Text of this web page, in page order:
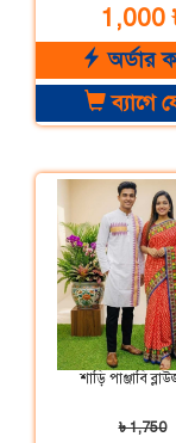
1,000
অর্ডার
ব্যাগে
শাড়ি পাঞ্জাবি
৳ 1,750